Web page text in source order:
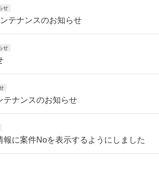
せ
テナンスのお知らせ
せ
テナンスのお知らせ
報に案件Noを表示するようにしました